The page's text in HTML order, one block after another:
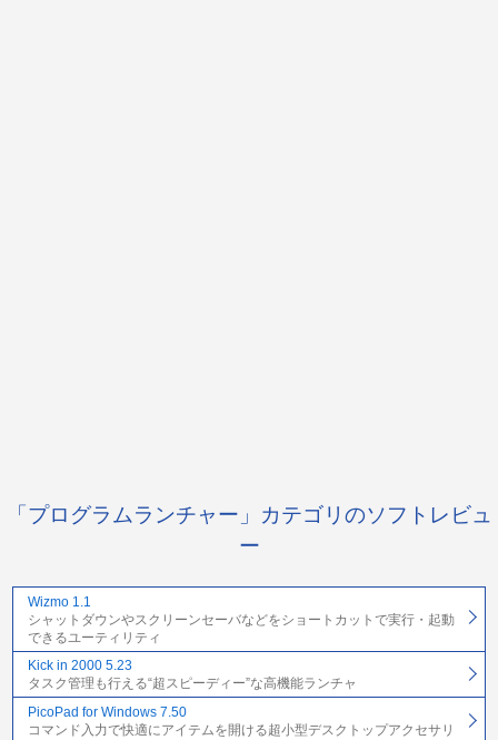
「プログラムランチャー」カテゴリのソフトレビュ
ー
Wizmo 1.1
シャットダウンやスクリーンセーバなどをショートカットで実行・起動
できるユーティリティ
Kick in 2000 5.23
タスク管理も行える“超スピーディー”な高機能ランチャ
PicoPad for Windows 7.50
コマンド入力で快適にアイテムを開ける超小型デスクトップアクセサリ